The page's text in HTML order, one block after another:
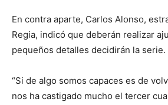
En contra aparte, Carlos Alonso,
Regia, indicó que deberán realizar
pequeños detalles decidirán la serie.
“Si de algo somos capaces es de
nos ha castigado mucho el tercer